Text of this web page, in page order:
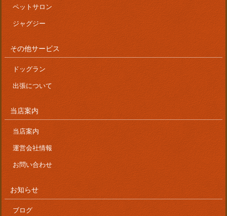
ペットサロン
ジャグジー
その他サービス
ドッグラン
出張について
当店案内
当店案内
運営会社情報
お問い合わせ
お知らせ
ブログ